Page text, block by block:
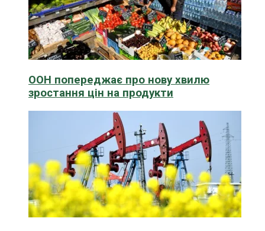
ООН попереджає про нову хвилю
зростання цін на продукти